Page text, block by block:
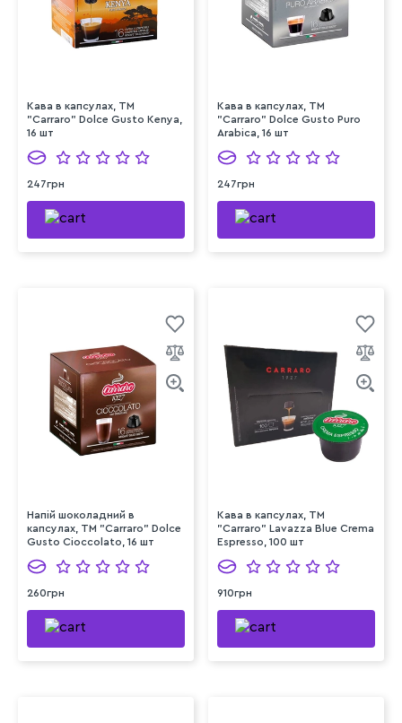
Кава в капсулах, TM
"Carraro" Dolce Gusto Kenya,
16 шт
247грн
Кава в капсулах, TM
"Carraro" Dolce Gusto Puro
Arabica, 16 шт
247грн
Напій шоколадний в
капсулах, TM "Carraro" Dolce
Gusto Cioccolato, 16 шт
260грн
Кава в капсулах, TM
"Carraro" Lavazza Blue Crema
Espresso, 100 шт
910грн